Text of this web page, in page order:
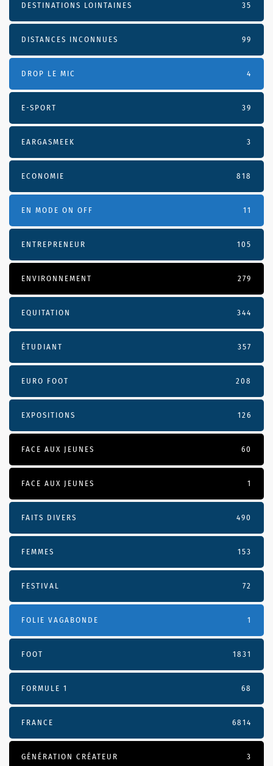
DESTINATIONS LOINTAINES 35
DISTANCES INCONNUES 99
DROP LE MIC 4
E-SPORT 39
EARGASMEEK 3
ECONOMIE 818
EN MODE ON OFF 11
ENTREPRENEUR 105
ENVIRONNEMENT 279
EQUITATION 344
ÉTUDIANT 357
EURO FOOT 208
EXPOSITIONS 126
FACE AUX JEUNES 60
FACE AUX JEUNES 1
FAITS DIVERS 490
FEMMES 153
FESTIVAL 72
FOLIE VAGABONDE 1
FOOT 1831
FORMULE 1 68
FRANCE 6814
GÉNÉRATION CRÉATEUR 3